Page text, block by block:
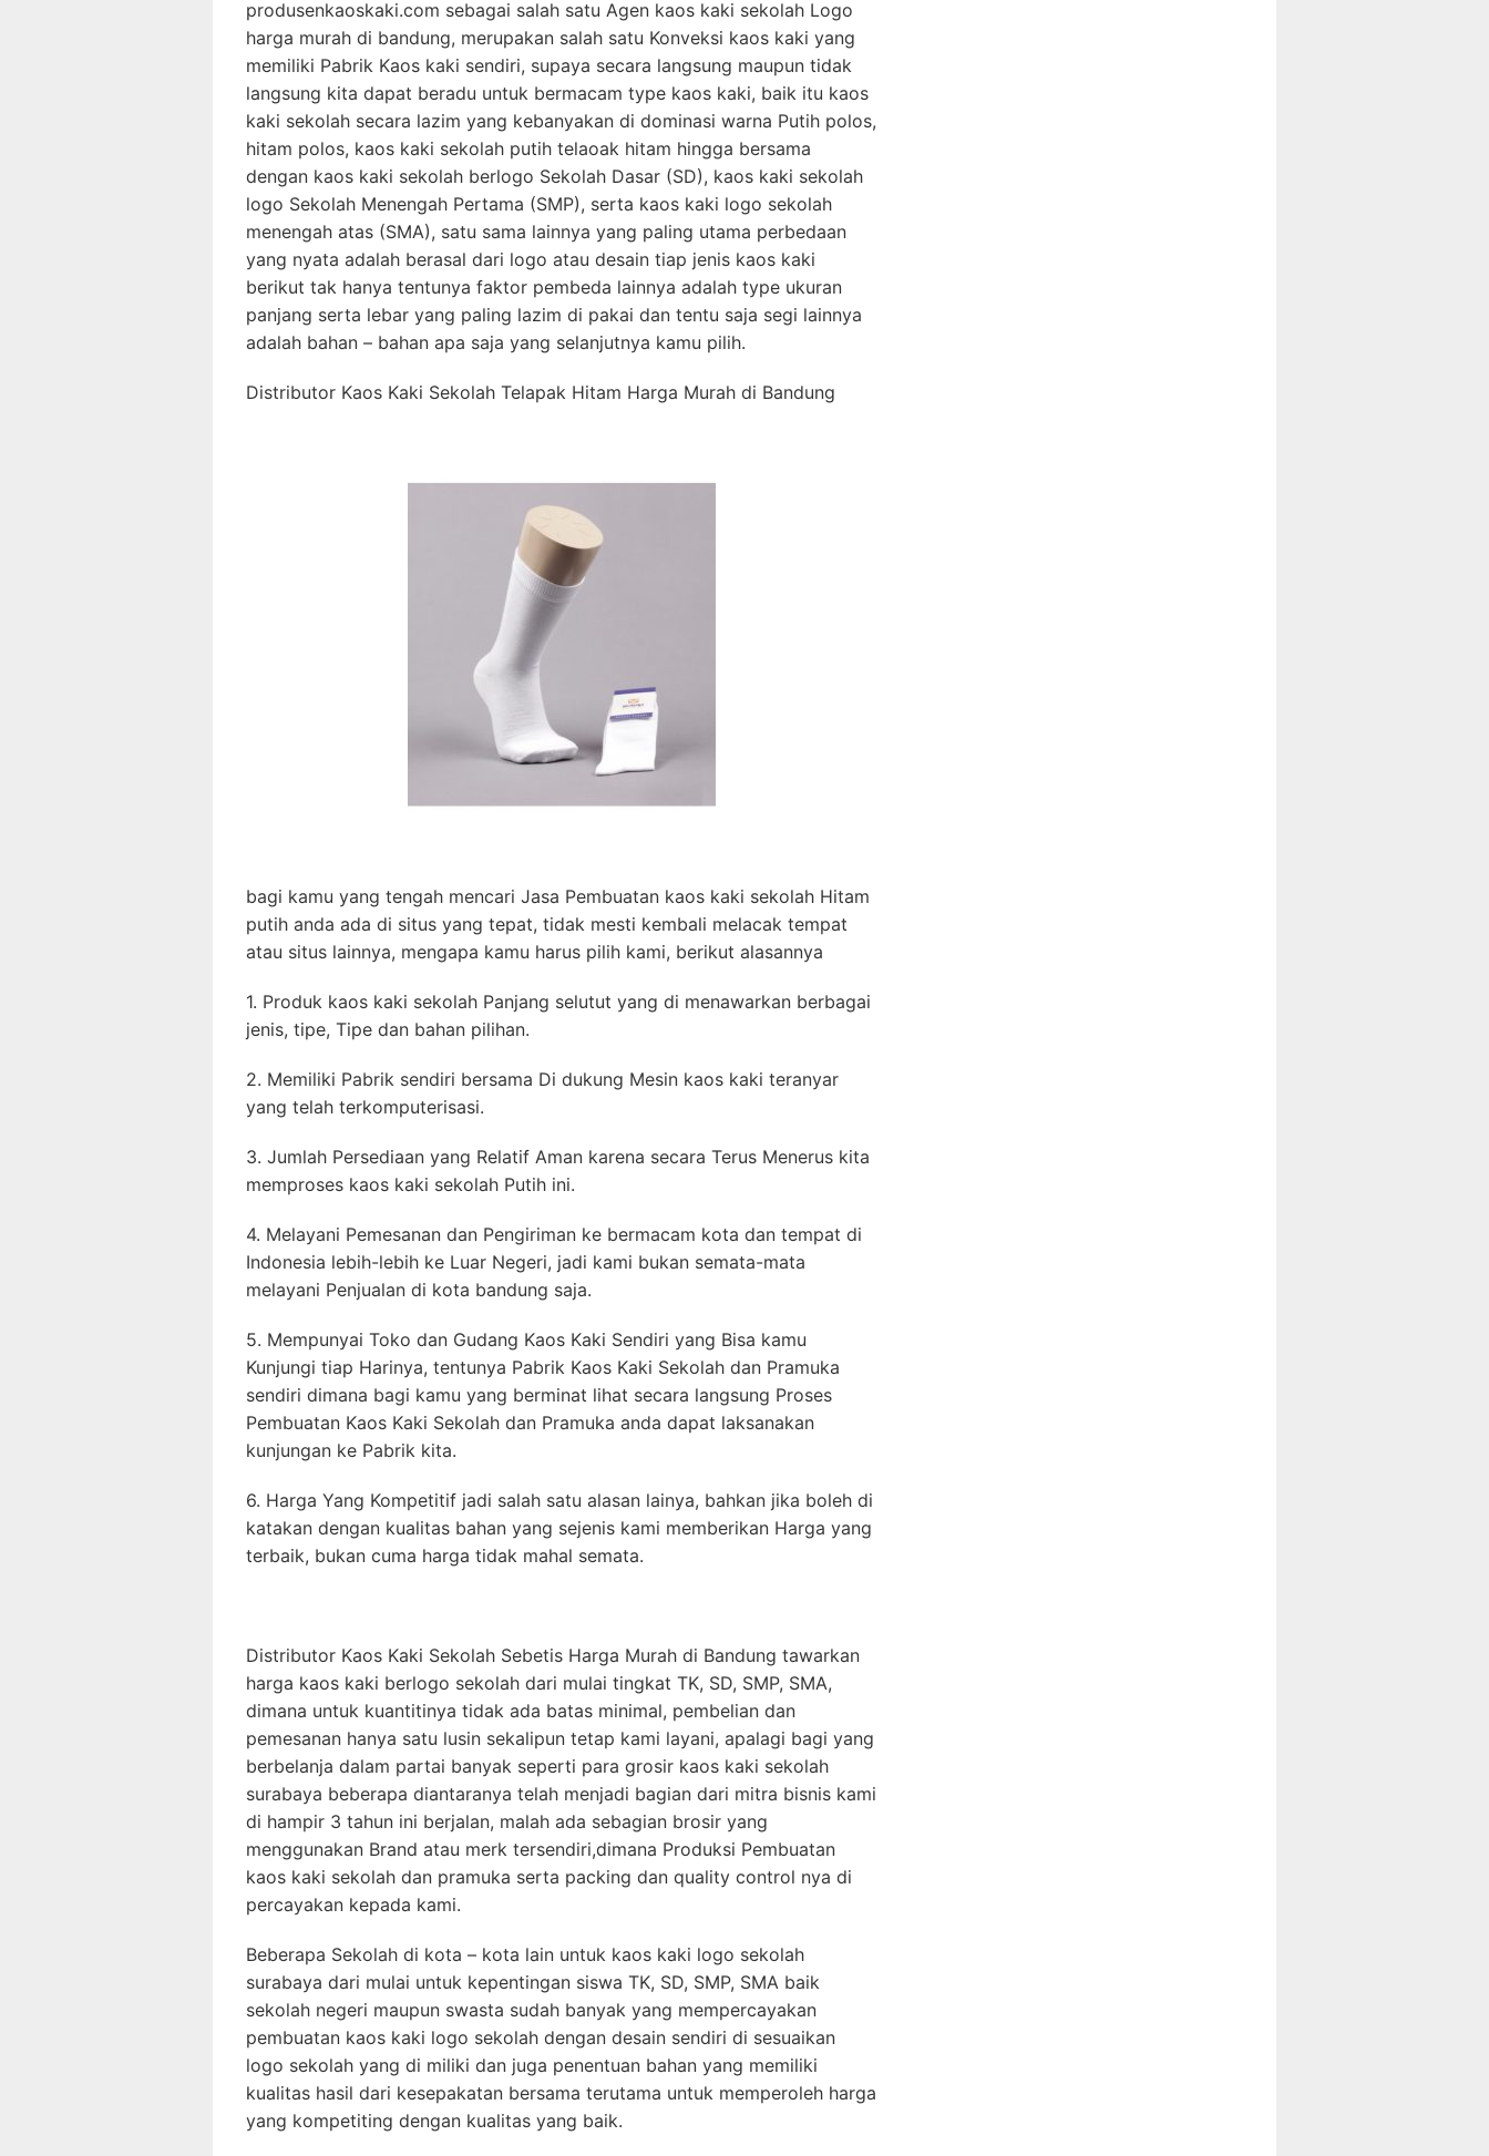
produsenkaoskaki.com sebagai salah satu Agen kaos kaki sekolah Logo
harga murah di bandung, merupakan salah satu Konveksi kaos kaki yang
memiliki Pabrik Kaos kaki sendiri, supaya secara langsung maupun tidak
langsung kita dapat beradu untuk bermacam type kaos kaki, baik itu kaos
kaki sekolah secara lazim yang kebanyakan di dominasi warna Putih polos,
hitam polos, kaos kaki sekolah putih telaoak hitam hingga bersama
dengan kaos kaki sekolah berlogo Sekolah Dasar (SD), kaos kaki sekolah
logo Sekolah Menengah Pertama (SMP), serta kaos kaki logo sekolah
menengah atas (SMA), satu sama lainnya yang paling utama perbedaan
yang nyata adalah berasal dari logo atau desain tiap jenis kaos kaki
berikut tak hanya tentunya faktor pembeda lainnya adalah type ukuran
panjang serta lebar yang paling lazim di pakai dan tentu saja segi lainnya
adalah bahan – bahan apa saja yang selanjutnya kamu pilih.
Distributor Kaos Kaki Sekolah Telapak Hitam Harga Murah di Bandung
bagi kamu yang tengah mencari Jasa Pembuatan kaos kaki sekolah Hitam
putih anda ada di situs yang tepat, tidak mesti kembali melacak tempat
atau situs lainnya, mengapa kamu harus pilih kami, berikut alasannya
1. Produk kaos kaki sekolah Panjang selutut yang di menawarkan berbagai
jenis, tipe, Tipe dan bahan pilihan.
2. Memiliki Pabrik sendiri bersama Di dukung Mesin kaos kaki teranyar
yang telah terkomputerisasi.
3. Jumlah Persediaan yang Relatif Aman karena secara Terus Menerus kita
memproses kaos kaki sekolah Putih ini.
4. Melayani Pemesanan dan Pengiriman ke bermacam kota dan tempat di
Indonesia lebih-lebih ke Luar Negeri, jadi kami bukan semata-mata
melayani Penjualan di kota bandung saja.
5. Mempunyai Toko dan Gudang Kaos Kaki Sendiri yang Bisa kamu
Kunjungi tiap Harinya, tentunya Pabrik Kaos Kaki Sekolah dan Pramuka
sendiri dimana bagi kamu yang berminat lihat secara langsung Proses
Pembuatan Kaos Kaki Sekolah dan Pramuka anda dapat laksanakan
kunjungan ke Pabrik kita.
6. Harga Yang Kompetitif jadi salah satu alasan lainya, bahkan jika boleh di
katakan dengan kualitas bahan yang sejenis kami memberikan Harga yang
terbaik, bukan cuma harga tidak mahal semata.
Distributor Kaos Kaki Sekolah Sebetis Harga Murah di Bandung tawarkan
harga kaos kaki berlogo sekolah dari mulai tingkat TK, SD, SMP, SMA,
dimana untuk kuantitinya tidak ada batas minimal, pembelian dan
pemesanan hanya satu lusin sekalipun tetap kami layani, apalagi bagi yang
berbelanja dalam partai banyak seperti para grosir kaos kaki sekolah
surabaya beberapa diantaranya telah menjadi bagian dari mitra bisnis kami
di hampir 3 tahun ini berjalan, malah ada sebagian brosir yang
menggunakan Brand atau merk tersendiri,dimana Produksi Pembuatan
kaos kaki sekolah dan pramuka serta packing dan quality control nya di
percayakan kepada kami.
Beberapa Sekolah di kota – kota lain untuk kaos kaki logo sekolah
surabaya dari mulai untuk kepentingan siswa TK, SD, SMP, SMA baik
sekolah negeri maupun swasta sudah banyak yang mempercayakan
pembuatan kaos kaki logo sekolah dengan desain sendiri di sesuaikan
logo sekolah yang di miliki dan juga penentuan bahan yang memiliki
kualitas hasil dari kesepakatan bersama terutama untuk memperoleh harga
yang kompetiting dengan kualitas yang baik.